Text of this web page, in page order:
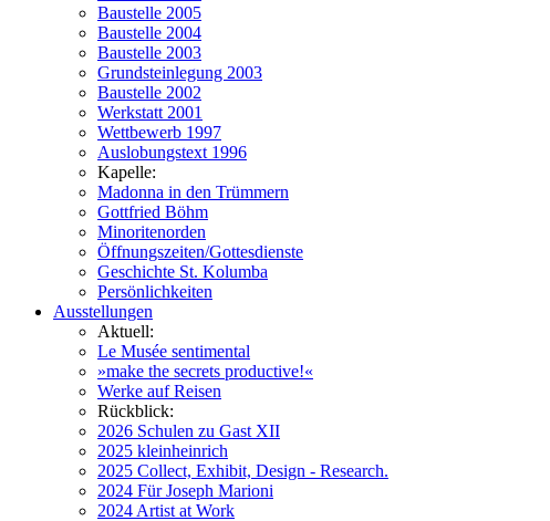
Baustelle 2005
Baustelle 2004
Baustelle 2003
Grundsteinlegung 2003
Baustelle 2002
Werkstatt 2001
Wettbewerb 1997
Auslobungstext 1996
Kapelle:
Madonna in den Trümmern
Gottfried Böhm
Minoritenorden
Öffnungszeiten/Gottesdienste
Geschichte St. Kolumba
Persönlichkeiten
Ausstellungen
Aktuell:
Le Musée sentimental
»make the secrets productive!«
Werke auf Reisen
Rückblick:
2026 Schulen zu Gast XII
2025 kleinheinrich
2025 Collect, Exhibit, Design - Research.
2024 Für Joseph Marioni
2024 Artist at Work